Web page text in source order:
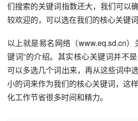
们搜索的关键词指数还大，我们可以
较欢迎的，可以选在我们的核心关键词
以上就是易名网络（www.eq.sd.cn）
键词”的介绍。其实核心关键词并不
可以多选几个词出来，再从这些词中
小的词来作为我们的核心关键词，这
化工作节省很多时间和精力。